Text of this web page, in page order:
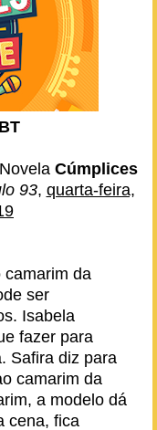
Cúmplices
93, quarta-feira,
camarim da
ser
Isabela
fazer para
Safira diz para
camarim da
a modelo dá
cena, fica